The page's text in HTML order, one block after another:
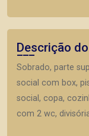
Descrição
Sobrado, parte
social com box,
social, copa,
com 2 wc,